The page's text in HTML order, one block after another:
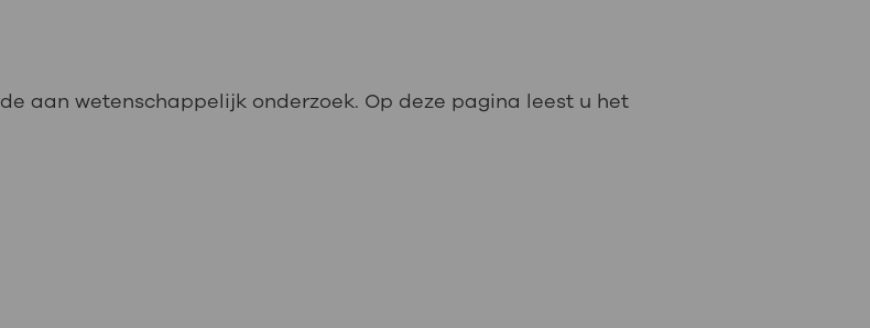
aan wetenschappelijk onderzoek. Op deze pagina leest u het